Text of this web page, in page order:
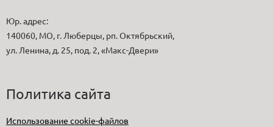
Юр. адрес:
140060, МО, г. Люберцы, рп. Октябрьский,
ул. Ленина, д. 25, под. 2, «Макс-Двери»
Политика сайта
Использование cookie-файлов